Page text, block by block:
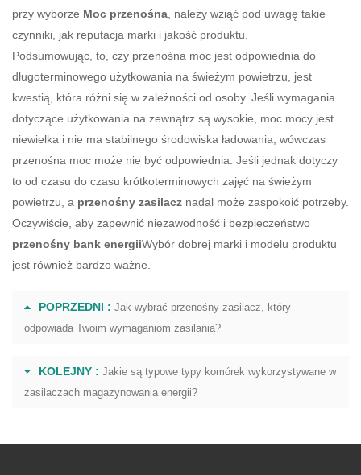
przy wyborze Moc przenośna , należy wziąć pod uwagę takie
czynniki, jak reputacja marki i jakość produktu.
Podsumowując, to, czy przenośna moc jest odpowiednia do
długoterminowego użytkowania na świeżym powietrzu, jest
kwestią, która różni się w zależności od osoby. Jeśli wymagania
dotyczące użytkowania na zewnątrz są wysokie, moc mocy jest
niewielka i nie ma stabilnego środowiska ładowania, wówczas
przenośna moc może nie być odpowiednia. Jeśli jednak dotyczy
to od czasu do czasu krótkoterminowych zajęć na świeżym
powietrzu, a przenośny zasilacz nadal może zaspokoić potrzeby.
Oczywiście, aby zapewnić niezawodność i bezpieczeństwo
przenośny bank energiiWybór dobrej marki i modelu produktu
jest również bardzo ważne.
POPRZEDNI : Jak wybrać przenośny zasilacz, który
odpowiada Twoim wymaganiom zasilania?
KOLEJNY : Jakie są typowe typy komórek wykorzystywane w
zasilaczach magazynowania energii?